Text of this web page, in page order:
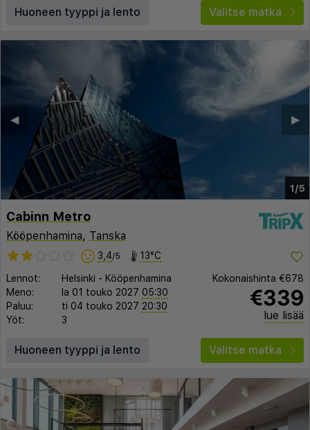
Huoneen tyyppi ja lento Valitse matka
1/5
▶︎
◀︎
Cabinn Metro
Kööpenhamina, Tanska
3,4/5 13°C
Lennot: Helsinki - Kööpenhamina
Meno:
la 01 touko 2027 05:30
Paluu:
ti 04 touko 2027 20:30
Yöt:
3
Kokonaishinta €678
€339
lue lisää
Huoneen tyyppi ja lento Valitse matka